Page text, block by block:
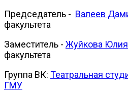
Председатель - Валеев
факультета
Заместитель - Жуйкова Юлия
факультета
Группа ВК: Театральная
ГМУ